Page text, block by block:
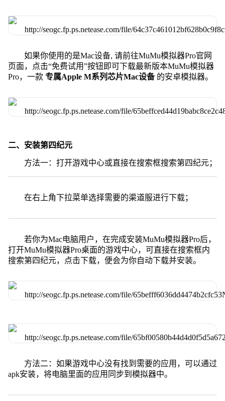
如果你使用的是Mac设备, 请前往MuMu模拟器Pro官网
页面，点击“免费试用”按钮即可下载最新版本MuMu模拟器
Pro，一款 专属Apple M系列芯片Mac设备 的安卓模拟器。
二、安装第四纪元
方法一：打开游戏中心或直接在搜索框搜索第四纪元；
在右上角下拉菜单选择需要的渠道服进行下载；
若你为Mac电脑用户，在完成安装MuMu模拟器Pro后，
打开MuMu模拟器Pro桌面的游戏中心，可直接在搜索框内
搜索第四纪元，点击下载，便会为你自动下载并安装。
方法二：如果游戏中心没有找到需要的应用，可以通过
apk安装，将电脑里面的应用同步到模拟器中。